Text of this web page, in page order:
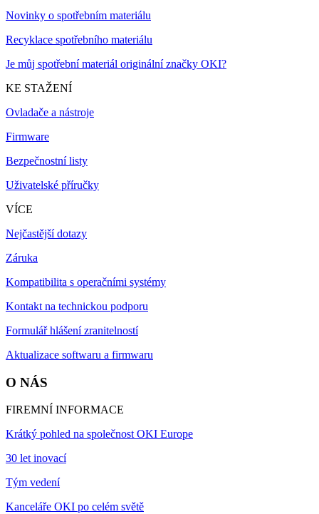
Novinky o spotřebním materiálu
Recyklace spotřebního materiálu
Je můj spotřební materiál originální značky OKI?
KE STAŽENÍ
Ovladače a nástroje
Firmware
Bezpečnostní listy
Uživatelské příručky
VÍCE
Nejčastější dotazy
Záruka
Kompatibilita s operačními systémy
Kontakt na technickou podporu
Formulář hlášení zranitelností
Aktualizace softwaru a firmwaru
O NÁS
FIREMNÍ INFORMACE
Krátký pohled na společnost OKI Europe
30 let inovací
Tým vedení
Kanceláře OKI po celém světě